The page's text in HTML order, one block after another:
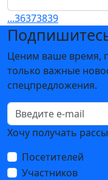
...36373839
Ценим ваше время,
только важные
спецпредложения.
Хочу получать
Посетителей
Участников